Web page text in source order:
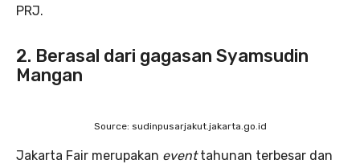
PRJ.
2. Berasal dari gagasan Syamsudin
Mangan
Source: sudinpusarjakut.jakarta.go.id
Jakarta Fair merupakan eventtahunan terbesar dan